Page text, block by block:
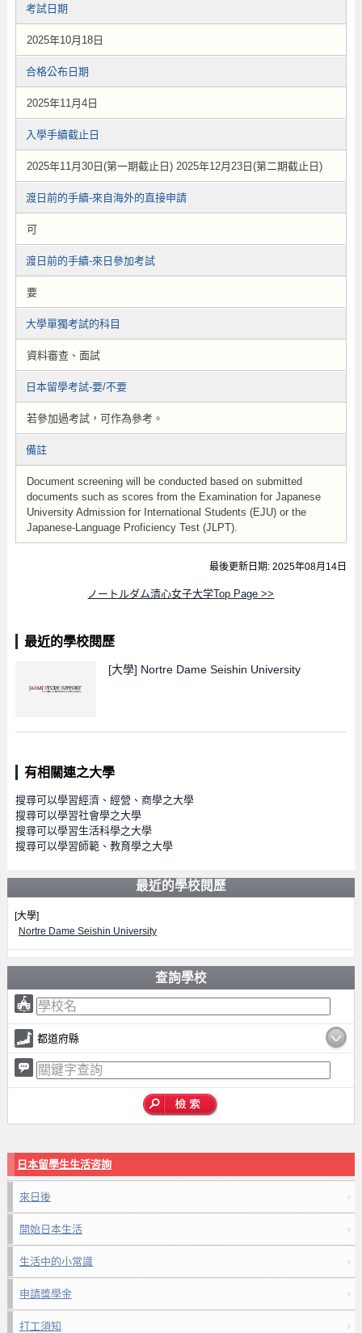
考試日期
2025年10月18日
合格公布日期
2025年11月4日
入學手續截止日
2025年11月30日(第一期截止日) 2025年12月23日(第二期截止日)
渡日前的手續-來自海外的直接申請
可
渡日前的手續-來日參加考試
要
大學單獨考試的科目
資料審查、面試
日本留學考試-要/不要
若參加過考試，可作為參考。
備註
Document screening will be conducted based on submitted
documents such as scores from the Examination for Japanese
University Admission for International Students (EJU) or the
Japanese-Language Proficiency Test (JLPT).
最後更新日期: 2025年08月14日
ノートルダム清心女子大学Top Page >>
最近的學校閱歷
[大學] Nortre Dame Seishin University
有相關連之大學
搜尋可以學習經濟、經營、商學之大學
搜尋可以學習社會學之大學
搜尋可以學習生活科學之大學
搜尋可以學習師範、教育學之大學
最近的學校閱歷
[大學]
Nortre Dame Seishin University
查詢學校
都道府縣
日本留學生生活咨詢
來日後
開始日本生活
生活中的小常識
申請獎學金
打工須知